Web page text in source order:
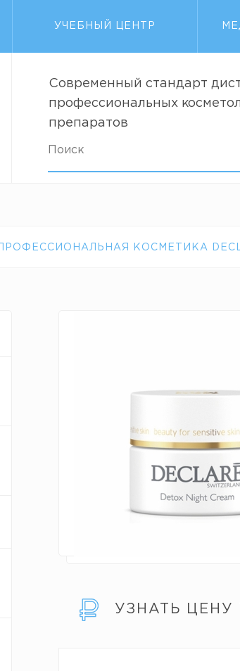
УЧЕБНЫЙ ЦЕНТР
Современный стандарт
профессиональных
препаратов
ПРОФЕССИОНАЛЬНАЯ КОСМЕТИКА
УЗНАТЬ ЦЕНУ